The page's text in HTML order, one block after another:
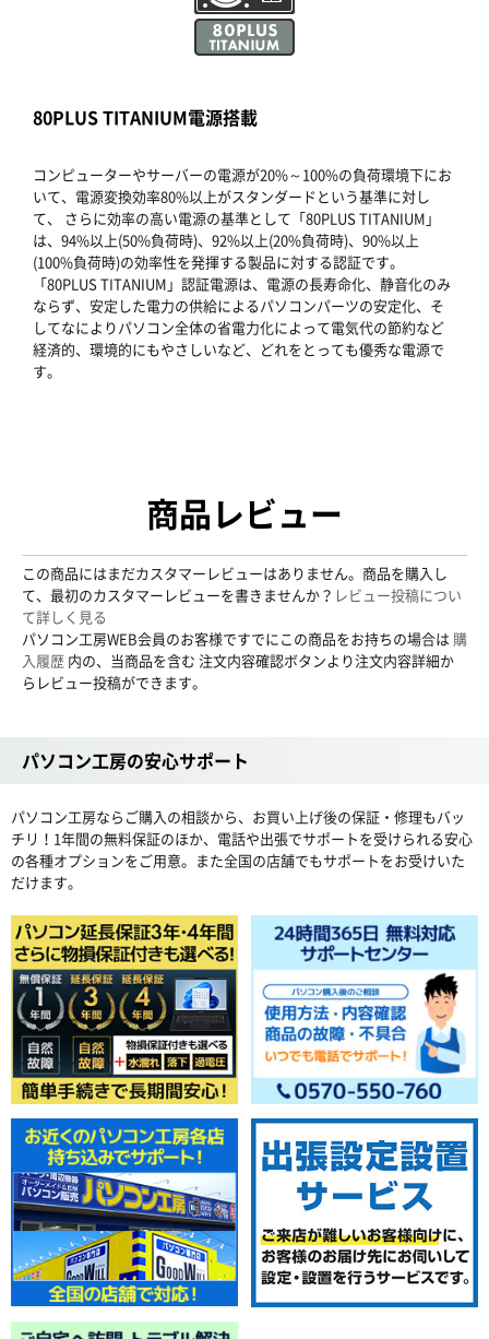
80PLUS TITANIUM電源搭載
コンピューターやサーバーの電源が20%～100%の負荷環境下にお
いて、電源変換効率80%以上がスタンダードという基準に対し
て、 さらに効率の高い電源の基準として「80PLUS TITANIUM」
は、94%以上(50%負荷時)、92%以上(20%負荷時)、90%以上
(100%負荷時)の効率性を発揮する製品に対する認証です。
「80PLUS TITANIUM」認証電源は、電源の長寿命化、静音化のみ
ならず、安定した電力の供給によるパソコンパーツの安定化、そ
してなによりパソコン全体の省電力化によって電気代の節約など
経済的、環境的にもやさしいなど、どれをとっても優秀な電源で
す。
商品レビュー
この商品にはまだカスタマーレビューはありません。商品を購入し
て、最初のカスタマーレビューを書きませんか？ レビュー投稿につい
て詳しく見る
パソコン工房WEB会員のお客様ですでにこの商品をお持ちの場合は 購
入履歴 内の、当商品を含む 注文内容確認ボタンより注文内容詳細か
らレビュー投稿ができます。
パソコン工房の安心サポート
パソコン工房ならご購入の相談から、お買い上げ後の保証・修理もバッ
チリ！1年間の無料保証のほか、電話や出張でサポートを受けられる安心
の各種オプションをご用意。また全国の店舗でもサポートをお受けいた
だけます。